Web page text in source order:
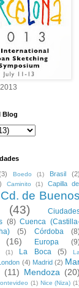
Blog
Boedo (1) Brasil
(2)
Caminito (1)
Capilla del
Cd. de Buenos
(43)
(8) Cuenca
(5) Córdoba
(16) Europa
(1) La Boca (5)
London (4) Madrid (2)
(11) Mendoza (20)
(1) Nice (Niza)